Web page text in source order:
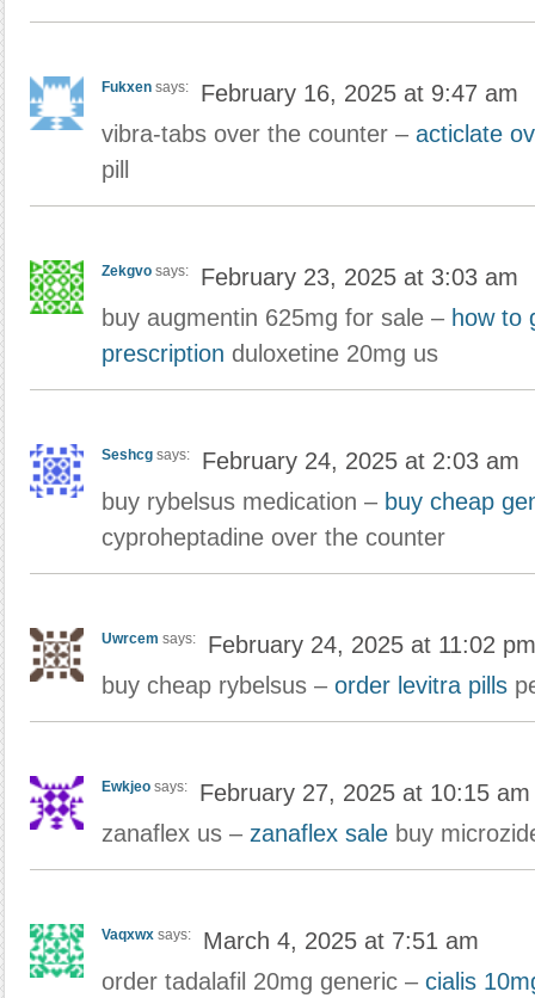
Fukxen says:
February 16, 2025 at 9:47 am
vibra-tabs over the counter – acticlate
pill
Zekgvo says:
February 23, 2025 at 3:03 am
buy augmentin 625mg for sale – how to
prescription duloxetine 20mg us
Seshcg says:
February 24, 2025 at 2:03 am
buy rybelsus medication – buy cheap
cyproheptadine over the counter
Uwrcem says:
February 24, 2025 at 11:02 pm
buy cheap rybelsus – order levitra pills
Ewkjeo says:
February 27, 2025 at 10:15 am
zanaflex us – zanaflex sale buy
Vaqxwx says:
March 4, 2025 at 7:51 am
order tadalafil 20mg generic – cialis